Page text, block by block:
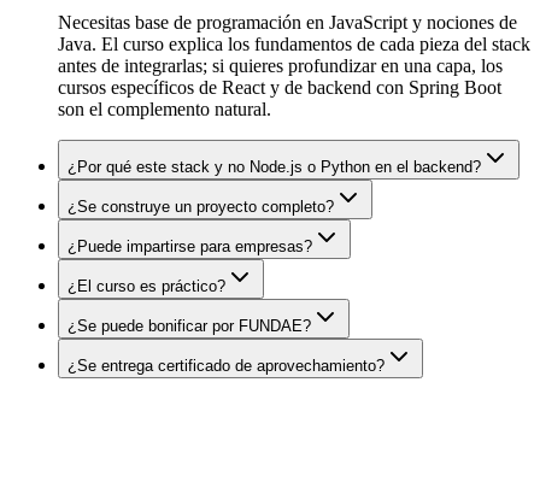
Necesitas base de programación en JavaScript y nociones de
Java. El curso explica los fundamentos de cada pieza del stack
antes de integrarlas; si quieres profundizar en una capa, los
cursos específicos de React y de backend con Spring Boot
son el complemento natural.
¿Por qué este stack y no Node.js o Python en el backend?
¿Se construye un proyecto completo?
¿Puede impartirse para empresas?
¿El curso es práctico?
¿Se puede bonificar por FUNDAE?
¿Se entrega certificado de aprovechamiento?